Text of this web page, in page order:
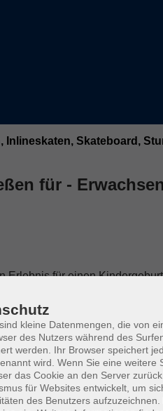
Inlineskaten, Skateboard,
für -
Erlebnis für einen
"Bogenschießen" ist
Geburtstage und Events. Bei
mit Ringwertung
Mitte der Scheibe. Wer etwas
Trainern erklären
gestärkt.
kleine Datenmengen, die von
des Nutzers während des
werden. Ihr Browser speichert
wird. Wenn Sie eine weitere
das Cookie an den Server
für Websites entwickelt, um
des Benutzers